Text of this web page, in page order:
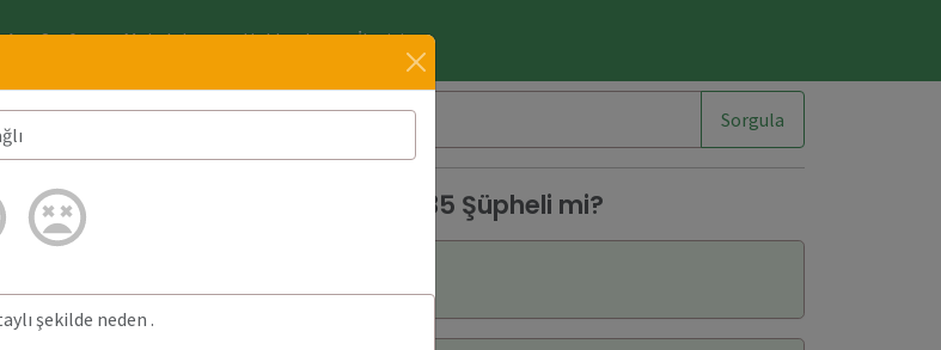
Ana Sayfa Makaleler Hakkında İletişim
Sorgula
Neden arar? 05441400035 Şüpheli mi?